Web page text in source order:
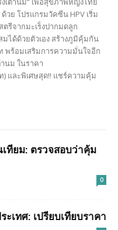
วย โปรแกรมวัคซีน HPV เริ่ม
รีจากมะเร็งปากมดลูก
ได้ด้วยตัวเอง สร้างภูมิคุ้มกัน
พร้อมเสริมการความมั่นใจอีก
นม ในราคา
) และพิเศษสุด!! แชร์ความคุ้ม
ทียม: ตรวจสอบว่าคุ้ม
0
เทศ: เปรียบเทียบราคา